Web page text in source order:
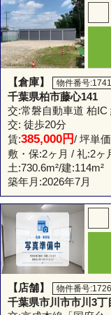
【倉庫】 物件番号
千葉県柏市藤心141
交:常磐自動車道 柏
交: 徒歩20分
賃:385,000円/ 坪単
敷・保:2ヶ月 / 礼:2ヶ
土:730.6m²/建:114m²
築年月:2026年7月
【店舗】 物件番号
千葉県市川市市川3丁